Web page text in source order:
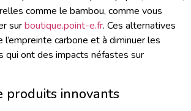
comme le bambou, comme vous
surboutique.point-e.fr. Ces alternatives
l’empreinte carbone et à diminuer les
qui ont des impacts néfastes sur
produits innovants